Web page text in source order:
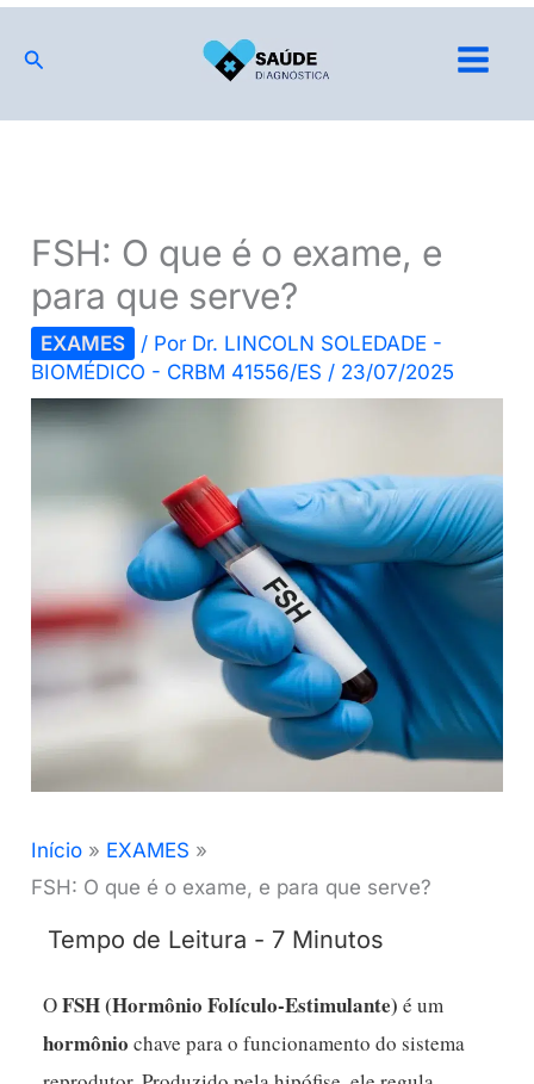
para
conteúdo
Pesquisar
FSH: O que é o exame, e
para que serve?
EXAMES / Por Dr. LINCOLN SOLEDADE -
BIOMÉDICO - CRBM 41556/ES / 23/07/2025
Início
EXAMES
FSH: O que é o exame, e para que serve?
OFSH (Hormônio Folículo-Estimulante) é um
hormônio chave para o funcionamento do sistema